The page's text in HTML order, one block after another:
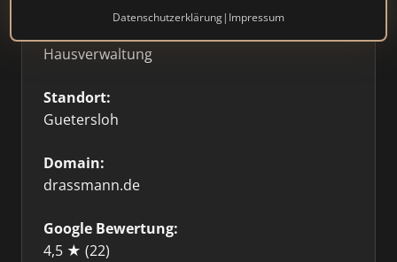
Datenschutzerklärung| Impressum
Hausverwaltung
Standort:
Guetersloh
Domain:
drassmann.de
Google Bewertung:
4,5 ★ (22)